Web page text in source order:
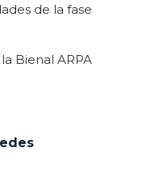
de la fase
Bienal ARPA